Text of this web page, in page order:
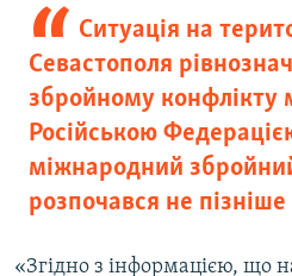
Cитуація на
Севастополя
збройному конфлікту
Російською
міжнародний
розпочався не
«Згідно з інформацією, що